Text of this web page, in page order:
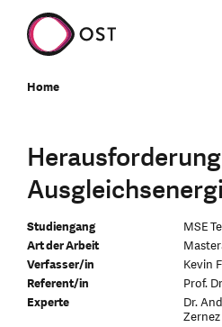
Home
Herausforderung
Studiengang
MSE
Art der Arbeit
Verfasser/in
Kevin
Referent/in
Prof.
Experte
Dr.
Zernez